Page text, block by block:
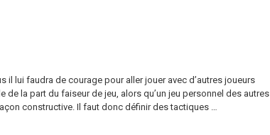
il lui faudra de courage pour aller jouer avec d’autres joueurs
de la part du faiseur de jeu, alors qu’un jeu personnel des autres
constructive. Il faut donc définir des tactiques …